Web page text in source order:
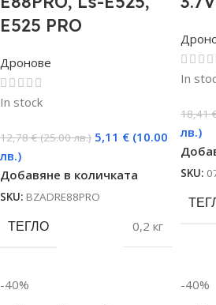
E525 PRO
Дронове
In stock
12,78€ (25.00 лв.) 5,11 € (10.00
лв.)
Добавяне в количката
SKU: BZADRЕ88PRO
ТЕГЛО 0,2 кг
In
18,41
лв.)
SKU:
-40% -40%